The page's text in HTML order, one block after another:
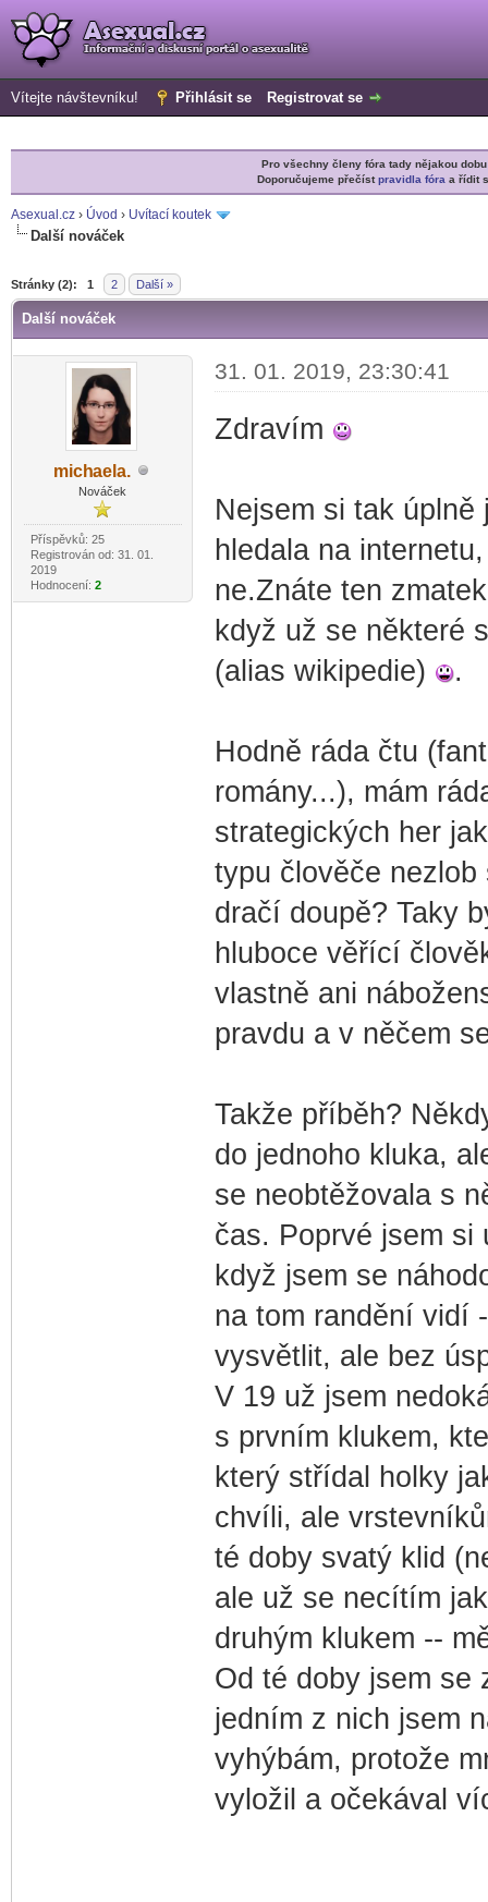
Vítejte návštevníku! Přihlásit se Registrovat se
Pro všechny členy fóra tady nějakou
Doporučujeme přečístpravidla fóra a řídit
Asexual.cz › Úvod › Uvítací koutek
Další nováček
Stránky (2): 1 2 Další »
Další nováček
michaela.
Nováček
Příspěvků: 25
Registrován od: 31. 01.
2019
Hodnocení: 2
31. 01. 2019, 23:30:41
Zdravím
Nejsem si tak
hledala na
ne.Znáte ten
když už se některé
(alias wikipedie)
.
Hodně ráda čtu
romány...), mám
strategických her
typu člověče
dračí doupě? Taky
hluboce věřící
vlastně ani
pravdu a v něčem
Takže příběh?
do jednoho kluka,
se neobtěžovala s
čas. Poprvé jsem si
když jsem se
na tom randění vidí
vysvětlit, ale bez
V 19 už jsem
s prvním klukem,
který střídal holky
chvíli, ale
té doby svatý klid
ale už se necítím
druhým klukem --
Od té doby jsem se
jedním z nich jsem
vyhýbám, protože
vyložil a očekával